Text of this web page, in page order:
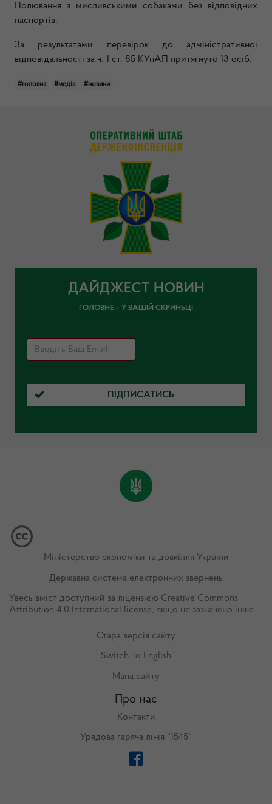
Полювання з мисливськими собаками без відповідних
паспортів.
За результатами перевірок до адміністративної
відповідальності за ч. 1 ст. 85 КУпАП притягнуто 13 осіб.
#головна #медіа #новини
ДАЙДЖЕСТ НОВИН
ГОЛОВНЕ – У ВАШІЙ СКРИНЬЦІ
ПІДПИСАТИСЬ
Міністерство економіки та довкілля України
Державна система електронних звернень
Увесь вміст доступний за ліцензією Creative Commons
Attribution 4.0 International license, якщо не зазначено інше.
Стара версія сайту
Switch To English
Мапа сайту
Про нас
Контакти
Урядова гаряча лінія "1545"